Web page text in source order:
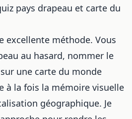
pays drapeau et carte du
excellente méthode. Vous
au hasard, nommer le
une carte du monde
à la fois la mémoire visuelle
géographique. Je